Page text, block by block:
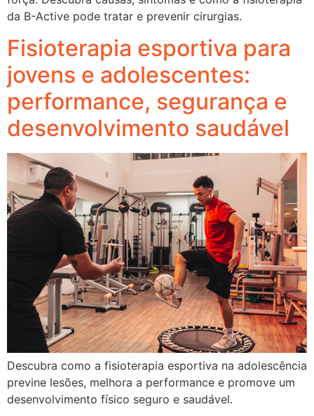
da B-Active pode tratar e prevenir cirurgias.
Fisioterapia esportiva para
jovens e adolescentes:
performance, segurança e
desenvolvimento saudável
Descubra como a fisioterapia esportiva na adolescência
previne lesões, melhora a performance e promove um
desenvolvimento físico seguro e saudável.